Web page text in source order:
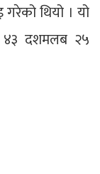
थियो । यो
४३ दशमलब २५